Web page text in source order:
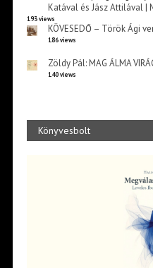
Katával és Jász Attilával |
193 views
KÖVESEDŐ – Török Ági
186 views
Zöldy Pál: MAG ÁLMA
140 views
Könyvesbolt